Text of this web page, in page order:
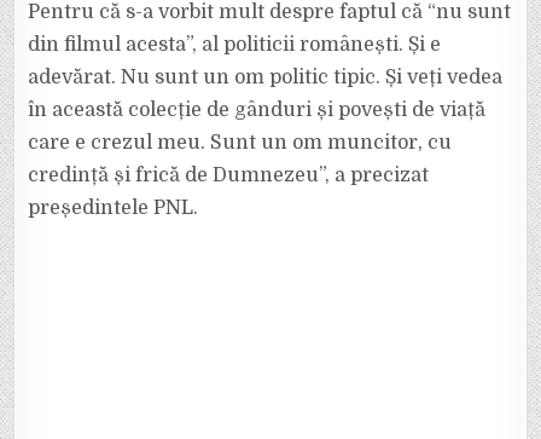
Pentru că s-a vorbit mult despre faptul că “nu sunt
din filmul acesta”, al politicii românești. Și e
adevărat. Nu sunt un om politic tipic. Și veți vedea
în această colecție de gânduri și povești de viață
care e crezul meu. Sunt un om muncitor, cu
credință și frică de Dumnezeu”, a precizat
președintele PNL.